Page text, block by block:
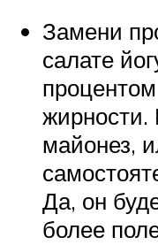
Замени
салате
процентом
жирности.
майонез,
Да, он
более